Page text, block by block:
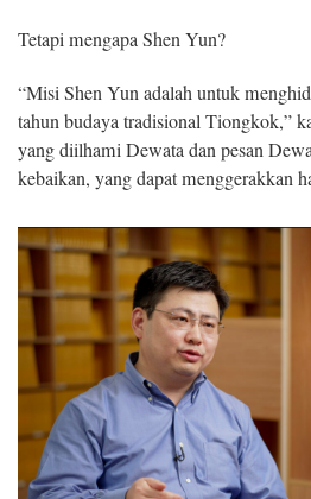
Tetapi mengapa Shen Yun?
“Misi Shen Yun adalah untuk
tahun budaya tradisional Tiongkok,”
yang diilhami Dewata dan pesan
kebaikan, yang dapat menggerakkan